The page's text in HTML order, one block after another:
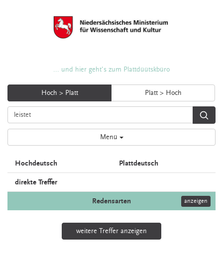
... und hier geht's zum Plattdüütskbüro
Hoch > Platt Platt > Hoch
Menü
Hochdeutsch Plattdeutsch
direkte Treffer
Redensarten anzeigen
weitere Treffer anzeigen